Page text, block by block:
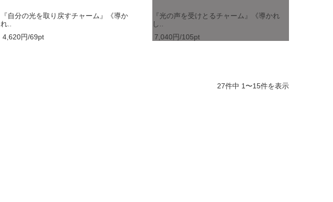
『自分の光を取り戻すチャーム』《導か
れ..
4,620円/69pt
『光の声を受けとるチャーム』《導かれ
し..
7,040円/105pt
27件中 1〜15件を表示